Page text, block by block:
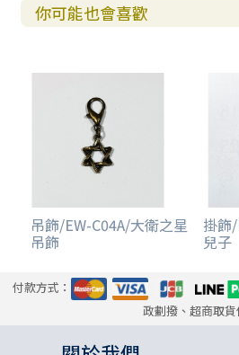
你可能也會喜歡
吊飾/EW-C04A/大衛之星
吊飾
掛飾
兒子
付款方式：
政劃撥、超商取